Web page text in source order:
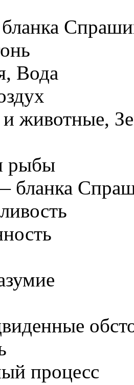
Вода
и животные,
рыбы
бланка
процесс